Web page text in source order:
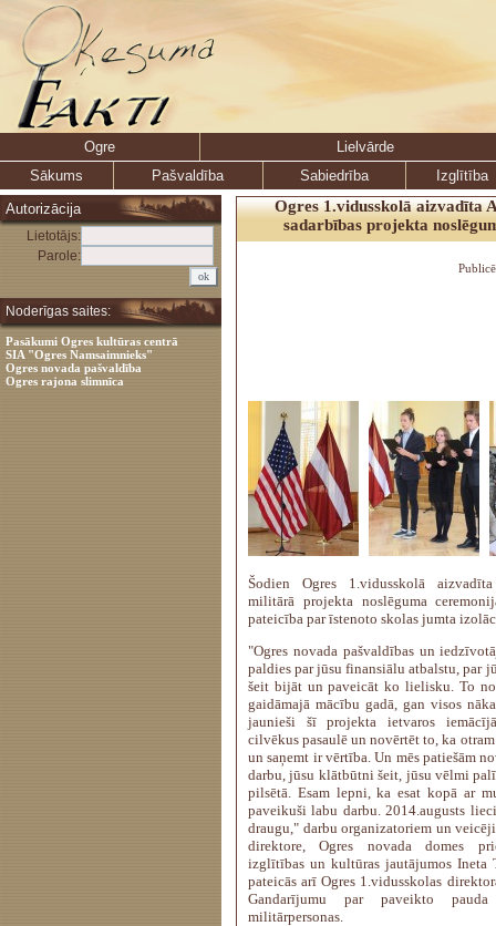
Ogre
Lielvārde
Sākums
Pašvaldība Sabiedrība
Izglītība
Autorizācija
Lietotājs:
Parole:
Noderīgas saites:
Pasākumi Ogres kultūras centrā
SIA "Ogres Namsaimnieks"
Ogres novada pašvaldība
Ogres rajona slimnīca
Ogres 1.vidusskolā aizvadīta
sadarbības projekta
Šodien Ogres 1.vidusskolā
militārā projekta noslēguma
pateicība par īstenoto skolas jumta
"Ogres novada pašvaldības un
paldies par jūsu finansiālu atbalstu, par
šeit bijāt un paveicāt ko lielisku. To
gaidāmajā mācību gadā, gan visos
jaunieši šī projekta ietvaros
cilvēkus pasaulē un novērtēt to, ka
un saņemt ir vērtība. Un mēs patiešām
darbu, jūsu klātbūtni šeit, jūsu vēlmi
pilsētā. Esam lepni, ka esat kopā ar
paveikuši labu darbu. 2014.augusts
draugu," darbu organizatoriem un
direktore, Ogres novada domes
izglītības un kultūras jautājumos Ineta
pateicās arī Ogres 1.vidusskolas
Gandarījumu par paveikto
militārpersonas.